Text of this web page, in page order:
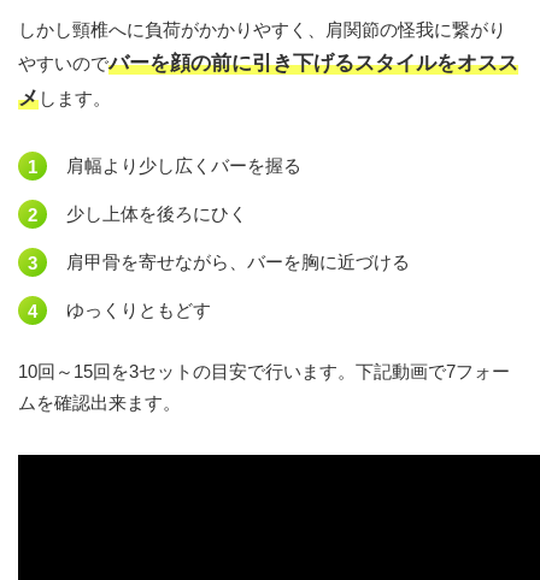
しかし頸椎へに負荷がかかりやすく、肩関節の怪我に繋がり
やすいのでバーを顔の前に引き下げるスタイルをオスス
メします。
肩幅より少し広くバーを握る
少し上体を後ろにひく
肩甲骨を寄せながら、バーを胸に近づける
ゆっくりともどす
10回～15回を3セットの目安で行います。下記動画で7フォー
ムを確認出来ます。